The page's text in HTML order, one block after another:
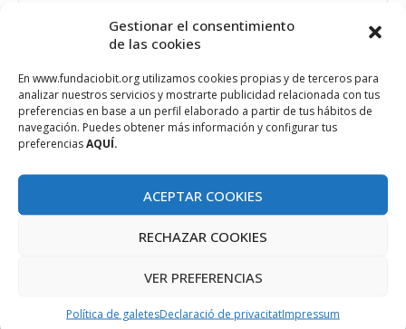
Gestionar el consentimiento
de las cookies
En www.fundaciobit.org utilizamos cookies propias y de terceros para
analizar nuestros servicios y mostrarte publicidad relacionada con tus
preferencias en base a un perfil elaborado a partir de tus hábitos de
navegación. Puedes obtener más información y configurar tus
preferenciasAQUÍ.
ACEPTAR COOKIES
RECHAZAR COOKIES
VER PREFERENCIAS
Política de galetesDeclaració de privacitatImpressum